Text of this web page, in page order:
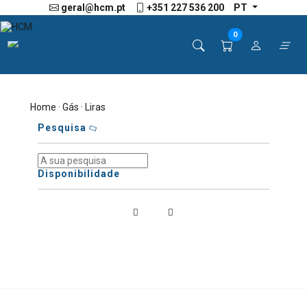
geral@hcm.pt +351 227 536 200 PT
0
Home ·Gás · Liras
Pesquisa
Disponibilidade